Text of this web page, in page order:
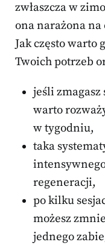
zwłaszcza w
ona narażona
Jak często warto
Twoich potrzeb
jeśli zmagasz
warto
w tygodniu,
taka
regeneracji,
po kilku
możesz
jednego